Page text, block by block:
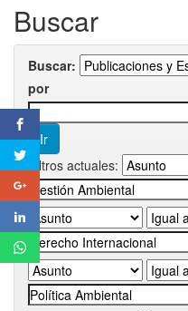
Buscar
Buscar:
por
Filtros actuales: